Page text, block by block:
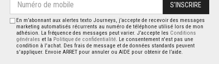
S'INSCRIRE
En m’abonnant aux alertes texto Journeys, j’accepte de recevoir des messages
marketing automatisés récurrents au numéro de téléphone utilisé lors de mon
adhésion. La fréquence des messages peut varier. J’accepte les Conditions
générales et la Politique de confidentialité. Le consentement n'est pas une
condition à l'achat. Des frais de message et de données standards peuvent
s'appliquer. Envoie ARRET pour annuler ou AIDE pour obtenir de l’aide.